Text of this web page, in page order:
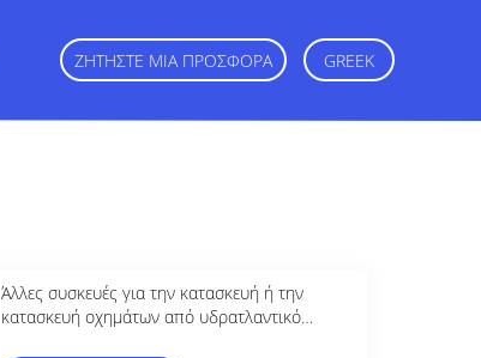
ΖΗΤΉΣΤΕ ΜΙΑ ΠΡΟΣΦΟΡΆ GREEK
Άλλες συσκευές για την κατασκευή ή την
κατασκευή οχημάτων από υδρατλαντικό